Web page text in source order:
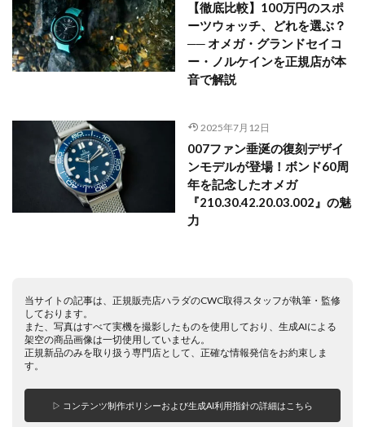
【徹底比較】100万円のスポ
ーツウォッチ、どれを選ぶ？
── オメガ・グランドセイコ
ー・ノルケインを正規店が本
音で解説
2025年7月12日
007ファン垂涎の復刻デザイ
ンモデルが登場！ボンド60周
年を記念したオメガ
『210.30.42.20.03.002』の魅
力
当サイトの記事は、正規販売店ハラダのCWC取得スタッフが執筆・監修
しております。
また、写真はすべて実機を撮影したものを使用しており、生成AIによる
架空の商品画像は一切使用していません。
正規新品のみを取り扱う専門店として、正確な情報発信をお約束しま
す。
▷ コンテンツ制作ポリシーおよび生成AI利用指針の詳細はこちら